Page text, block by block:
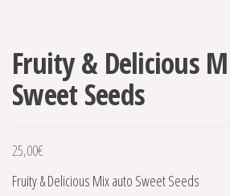
Fruity & Delicious
Sweet Seeds
25,00€
Fruity & Delicious Mix auto Sweet Seeds